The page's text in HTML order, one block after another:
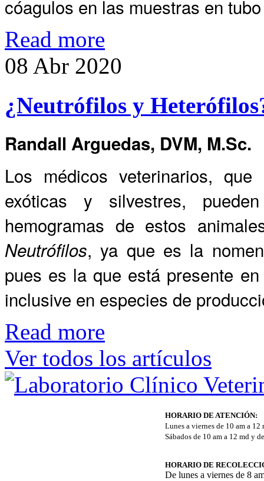
cóagulos en las muestras en
Read more
08 Abr 2020
¿Neutrófilos y
Randall Arguedas, DVM, M.Sc.
Los médicos veterinarios,
exóticas y silvestres,
hemogramas de estos
Neutrófilos, ya que es la
pues es la que está presente
inclusive en especies de
Read more
Ver todos los artículos
HORARIO DE ATENCIÓN:
Lunes a viernes de 10 am a 12
Sábados de 10 am a 12 md y
HORARIO DE
De lunes a viernes de 8